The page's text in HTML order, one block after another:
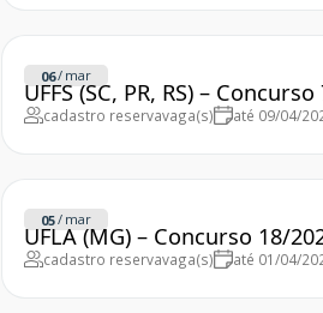
06/ mar
UFFS (SC, PR, RS) –
cadastro reservavaga(s) até 09/04/
05/ mar
UFLA (MG) – Concurso 18/
cadastro reservavaga(s) até 01/04/